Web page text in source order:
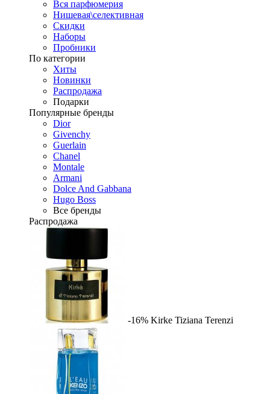
Вся парфюмерия
Нишевая\селективная
Скидки
Наборы
Пробники
По категории
Хиты
Новинки
Распродажа
Подарки
Популярные бренды
Dior
Givenchy
Guerlain
Chanel
Montale
Armani
Dolce And Gabbana
Hugo Boss
Все бренды
Распродажа
-16% Kirke Tiziana Terenzi